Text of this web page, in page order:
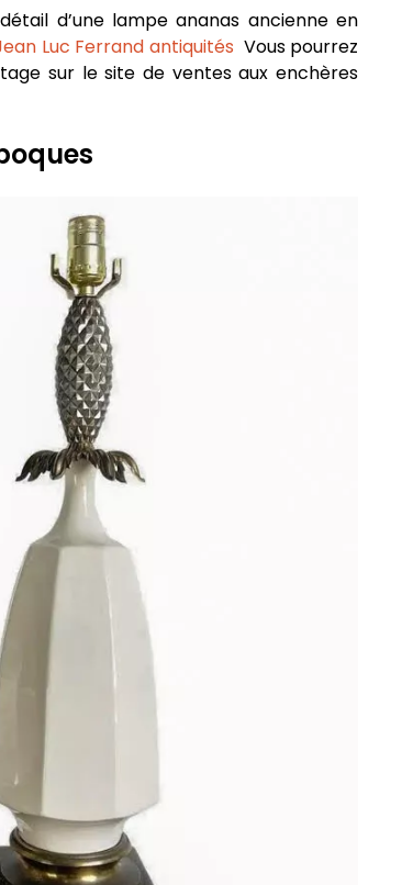
d’une lampe ananas ancienne en
Luc Ferrand antiquités Vous pourrez
sur le site de ventes aux enchères